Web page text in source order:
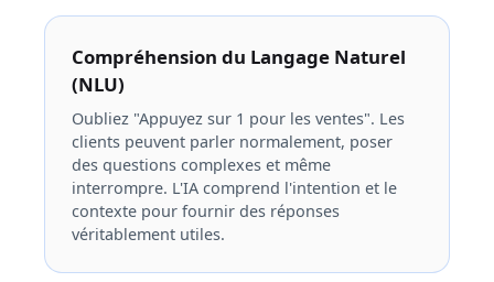
Compréhension du Langage Naturel
(NLU)
Oubliez "Appuyez sur 1 pour les ventes". Les
clients peuvent parler normalement, poser
des questions complexes et même
interrompre. L'IA comprend l'intention et le
contexte pour fournir des réponses
véritablement utiles.